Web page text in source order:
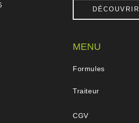
DÉCOUVRIR
MENU
Formules
Traiteur
CGV